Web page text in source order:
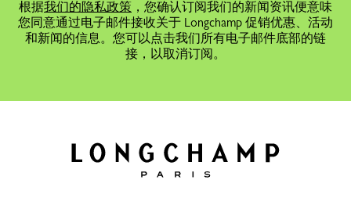
根据我们的隐私政策 ，您确认订阅我们的新闻资讯便意味
您同意通过电子邮件接收关于 Longchamp 促销优惠、活动
和新闻的信息。您可以点击我们所有电子邮件底部的链
接，以取消订阅。